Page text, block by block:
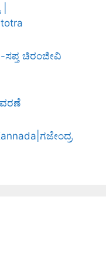
ಸಪ್ತ ಚಿರಂಜೀವಿ